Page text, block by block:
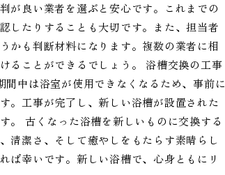
が良い業者を選ぶと安心です。これまでの
したりすることも大切です。また、担当者
かも判断材料になります。複数の業者に相
ることができるでしょう。 浴槽交換の工事
中は浴室が使用できなくなるため、事前に
。工事が完了し、新しい浴槽が設置された
。 古くなった浴槽を新しいものに交換する
清潔さ、そして癒やしをもたらす素晴らし
ば幸いです。新しい浴槽で、心身ともにリ